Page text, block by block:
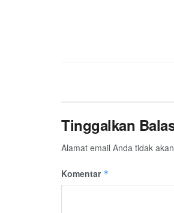
Tinggalkan
Alamat email Anda tidak
Komentar *